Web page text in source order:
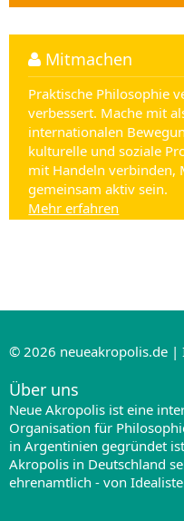
Mitmachen
Praktische Philosophie
verbessert. Mache mit
internationalen
kulturelle und soziale
mit Handeln verbinden,
gemeinsam aktiv sein.
Mehr erfahren
© 2026 neueakropolis.de |
Über uns
Neue Akropolis ist eine
Organisation für
in Argentinien gegründet
Akropolis in Deutschland
ehrenamtlich - von